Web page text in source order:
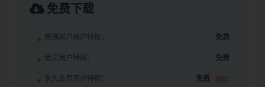
免费下载
普通用户用户特权： 免费
会员用户特权： 免费
永久会员用户特权： 免费 推荐